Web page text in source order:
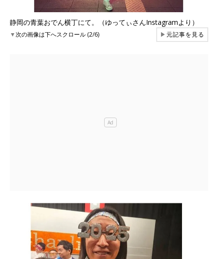
静岡の青葉おでん横丁にて。（ゆってぃさんInstagramより）
▼次の画像は下へスクロール (2/6) ▶元記事を見る